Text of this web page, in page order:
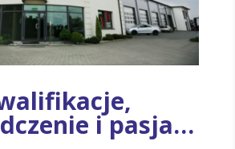
i pasja…